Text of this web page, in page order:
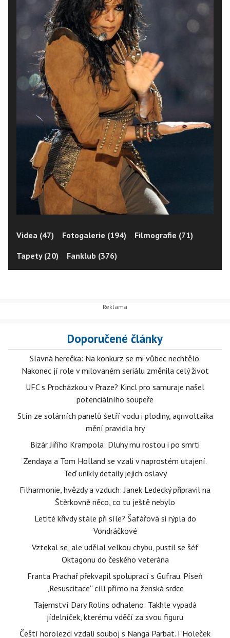
Videa (47) Fotogalerie (194)
Filmografie (71)
Tapety (20)
Fanklub (376)
Doporučené články
Slavná herečka: Na konkurz se mi vůbec nechtělo.
Nakonec jí role v milovaném seriálu změnila celý život
UFC s Procházkou v Praze? Kincl pro samuraje našel
potenciálního soupeře
Stín ze solárních panelů šetří vodu i plodiny, agrivoltaika
mění pravidla hry
Bizár Jiřího Krampola: Dluhy mu rostou i po smrti
Zendaya a Tom Holland se vzali v naprostém utajení.
Teď unikly detaily jejich oslavy
Filharmonie, hvězdy a vzduch: Janek Ledecký připravil na
Štěrkovně něco, co tu ještě nebylo
Letité křivdy stále při síle? Šafářová si rýpla do
Vondráčkové
Vztekal se, ale udělal velkou chybu, pustil se šéf
Oktagonu do českého veterána
Franta Prachař překvapil spoluprací s Gufrau. Píseň
„Resuscitace“ cílí přímo na ženská srdce
Tajemství Dary Rolins odhaleno: Takhle vypadá
jídelníček, kterému vděčí za svou figuru
Čeští horolezci vzdali souboj s Nanga Parbat. I Holeček